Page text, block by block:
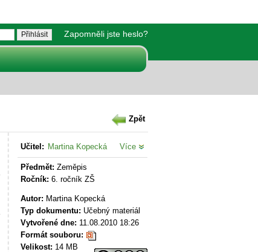
Zapomněli jste heslo?
Zpět
Učitel: Martina Kopecká Více
Předmět: Zeměpis
Ročník: 6. ročník ZŠ
Autor: Martina Kopecká
Typ dokumentu: Učebný materiál
Vytvořené dne: 11.08.2010 18:26
Formát souboru:
Velikost: 14 MB